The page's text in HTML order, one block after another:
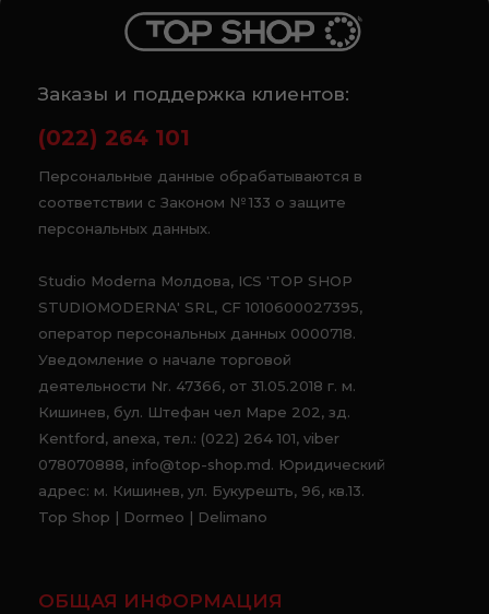
Заказы и поддержка клиентов:
(022) 264 101
Персональные данные обрабатываются в
соответствии с Законом № 133 о защите
персональных данных.
Studio Moderna Молдова, ICS 'TOP SHOP
STUDIOMODERNA' SRL, CF 1010600027395,
оператор персональных данных 0000718.
Уведомление о начале торговой
деятельности Nr. 47366, от 31.05.2018 г. м.
Кишинев, бул. Штефан чел Маре 202, зд.
Kentford, anexa, тел.: (022) 264 101, viber
078070888, info@top-shop.md. Юридический
адрес: м. Кишинев, ул. Букурешть, 96, кв.13.
Top Shop | Dormeo | Delimano
ОБЩАЯ ИНФОРМАЦИЯ